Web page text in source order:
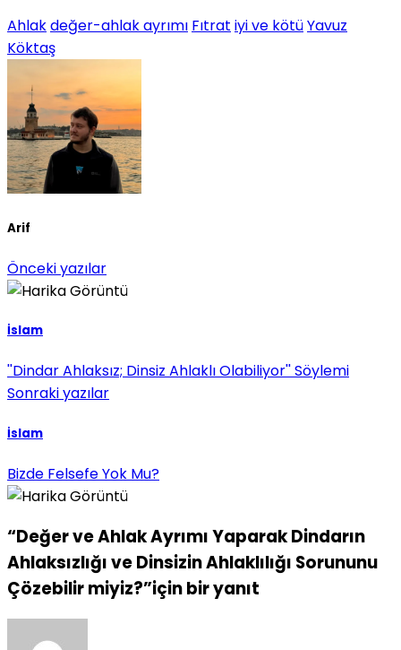
Ahlakdeğer-ahlak ayrımı Fıtrat iyi ve kötüYavuz
Köktaş
Arif
Önceki yazılar
İslam
''Dindar Ahlaksız; Dinsiz Ahlaklı Olabiliyor'' Söylemi
Sonraki yazılar
İslam
Bizde Felsefe Yok Mu?
“Değer ve Ahlak Ayrımı Yaparak Dindarın
Ahlaksızlığı ve Dinsizin Ahlaklılığı Sorununu
Çözebilir miyiz?”için bir yanıt